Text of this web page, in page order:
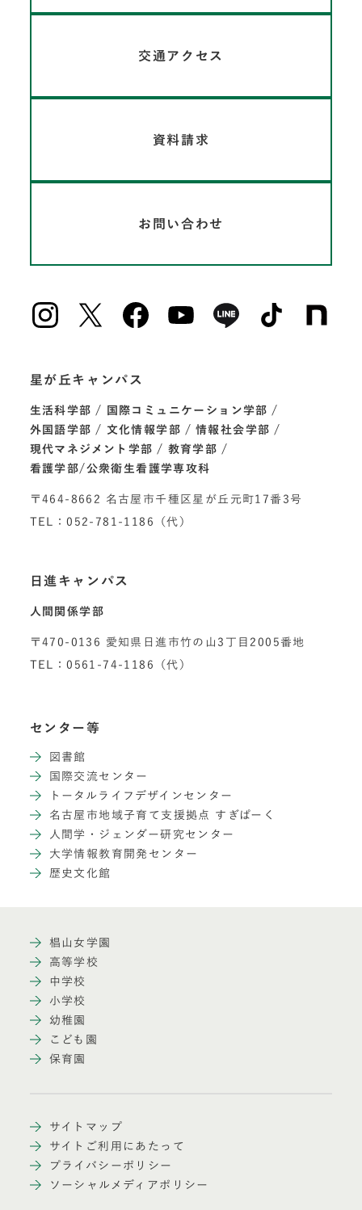
交通アクセス
資料請求
お問い合わせ
星が丘キャンパス
生活科学部
国際コミュニケーション学部
外国語学部
文化情報学部
情報社会学部
現代マネジメント学部
教育学部
看護学部/公衆衛生看護学専攻科
〒464-8662 名古屋市千種区星が丘元町17番3号
TEL：052-781-1186（代）
日進キャンパス
人間関係学部
〒470-0136 愛知県日進市竹の山3丁目2005番地
TEL：0561-74-1186（代）
センター等
図書館
国際交流センター
トータルライフデザインセンター
名古屋市地域子育て支援拠点 すぎぱーく
人間学・ジェンダー研究センター
大学情報教育開発センター
歴史文化館
椙山女学園
高等学校
中学校
小学校
幼稚園
こども園
保育園
サイトマップ
サイトご利用にあたって
プライバシーポリシー
ソーシャルメディアポリシー